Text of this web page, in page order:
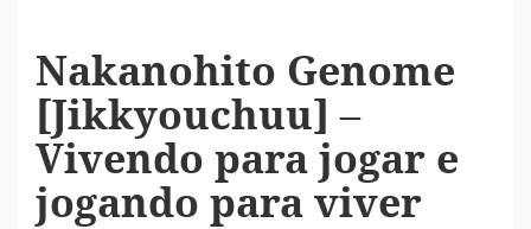
Nakanohito Genome
[Jikkyouchuu] –
Vivendo para jogar e
jogando para viver